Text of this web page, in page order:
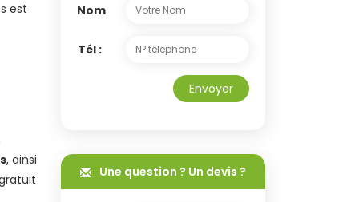
est
, ainsi
Nom
Tél :
Envoyer
Une question ? Un devis ?